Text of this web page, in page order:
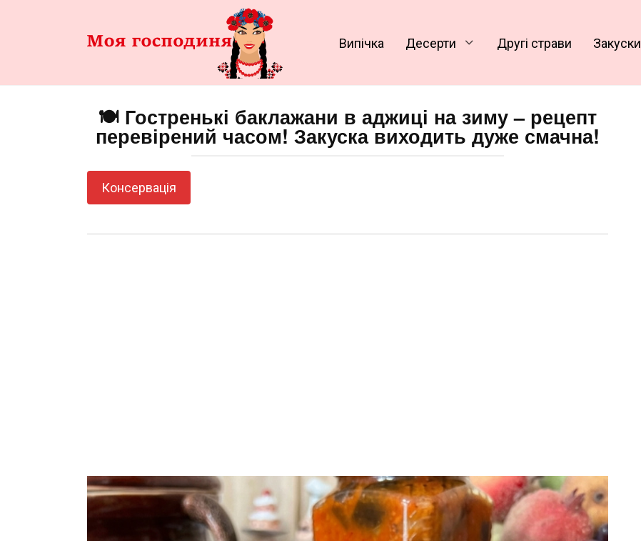
Випічка Десерти Другі страви Закуски
🍽️ Гостренькі баклажани в аджиці на зиму – рецепт
перевірений часом! Закуска виходить дуже смачна!
Консервація